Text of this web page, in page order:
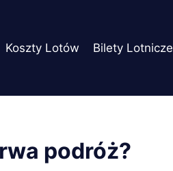
Koszty Lotów Bilety Lotnicze
podróż?